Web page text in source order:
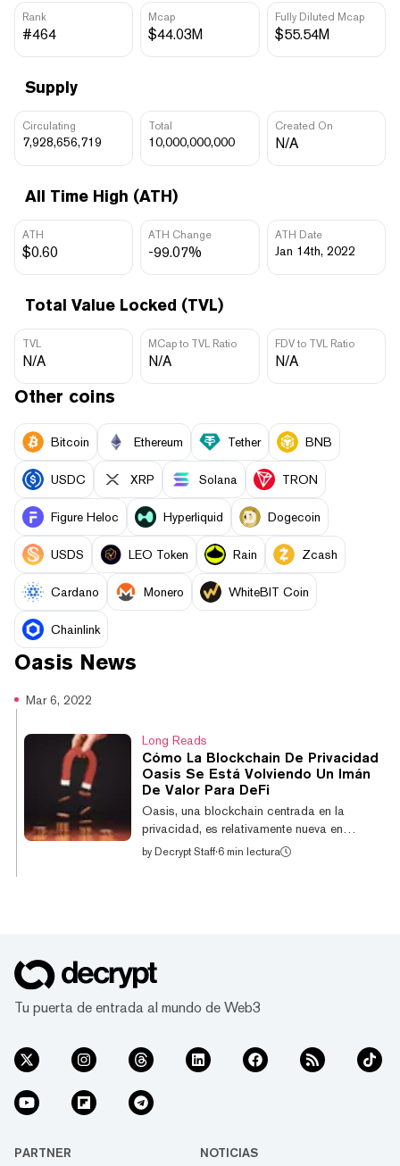
Rank
#464
Mcap
$44.03M
Fully Diluted Mcap
$55.54M
Supply
Circulating
7,928,656,719
Total
10,000,000,000
Created On
N/A
All Time High (ATH)
ATH
$0.60
ATH Change
-99.07%
ATH Date
Jan 14th, 2022
Total Value Locked (TVL)
TVL
N/A
MCap to TVL Ratio
N/A
FDV to TVL Ratio
N/A
Other coins
Bitcoin Ethereum Tether BNB
USDC XRP Solana TRON
Figure Heloc Hyperliquid Dogecoin
USDS LEO Token Rain Zcash
Cardano Monero WhiteBIT Coin
Chainlink
Oasis News
Mar 6, 2022
Long Reads
Cómo La Blockchain De Privacidad
Oasis Se Está Volviendo Un Imán
De Valor Para DeFi
Oasis, una blockchain centrada en la
privacidad, es relativamente nueva en
comparación con otras blockchains de
el valor total de los fondos bloqueados en la
rápido que cualquier otra blockchain de
by Decrypt Staff·6 min lectura
Tu puerta de entrada al mundo de Web3
PARTNER NOTICIAS